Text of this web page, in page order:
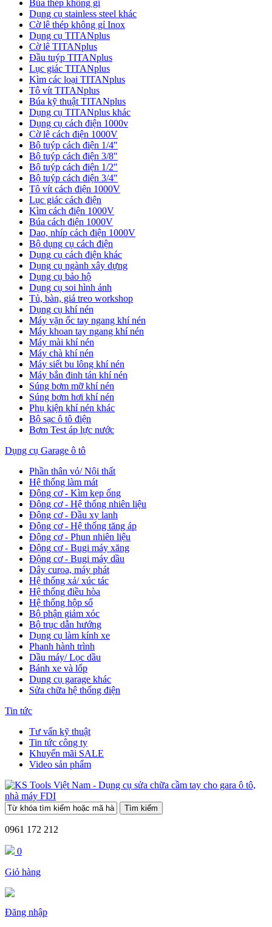
Búa thép không gỉ
Dụng cụ stainless steel khác
Cờ lê thép không gỉ Inox
Dụng cụ TITANplus
Cờ lê TITANplus
Đầu tuýp TITANplus
Lục giác TITANplus
Kìm các loại TITANplus
Tô vít TITANplus
Búa kỹ thuật TITANplus
Dụng cụ TITANplus khác
Dụng cụ cách điện 1000v
Cờ lê cách điện 1000V
Bộ tuýp cách điện 1/4"
Bộ tuýp cách điện 3/8"
Bộ tuýp cách điện 1/2"
Bộ tuýp cách điện 3/4"
Tô vít cách điện 1000V
Lục giác cách điện
Kìm cách điện 1000V
Búa cách điện 1000V
Dao, nhíp cách điện 1000V
Bộ dụng cụ cách điện
Dụng cụ cách điện khác
Dụng cụ ngành xây dựng
Dụng cụ bảo hộ
Dụng cụ soi hình ảnh
Tủ, bàn, giá treo workshop
Dụng cụ khí nén
Máy vặn ốc tay ngang khí nén
Máy khoan tay ngang khí nén
Máy mài khí nén
Máy chà khí nén
Máy siết bu lông khí nén
Máy bắn đinh tán khí nén
Súng bơm mỡ khí nén
Súng bơm hơi khí nén
Phụ kiện khí nén khác
Bộ sạc ô tô điện
Bơm Test áp lực nước
Dụng cụ Garage ô tô
Phần thân vỏ/ Nội thất
Hệ thống làm mát
Động cơ - Kìm kẹp ống
Động cơ - Hệ thống nhiên liệu
Động cơ - Đầu xy lanh
Động cơ - Hệ thống tăng áp
Động cơ - Phun nhiên liệu
Động cơ - Bugi máy xăng
Động cơ - Bugi máy dầu
Dây curoa, máy phát
Hệ thống xả/ xúc tác
Hệ thống điều hòa
Hệ thống hộp số
Bộ phận giảm xóc
Bộ trục dẫn hướng
Dụng cụ làm kính xe
Phanh hành trình
Dầu máy/ Lọc dầu
Bánh xe và lốp
Dụng cụ garage khác
Sửa chữa hệ thống điện
Tin tức
Tư vấn kỹ thuật
Tin tức công ty
Khuyến mãi SALE
Video sản phẩm
0961 172 212
0
Giỏ hàng
Đăng nhập